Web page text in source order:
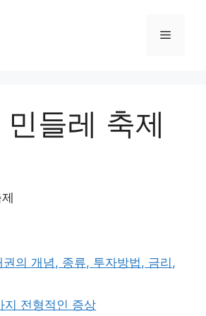
Menu
들레 축제
권의 개념, 종류, 투자방법, 금리,
지 전형적인 증상